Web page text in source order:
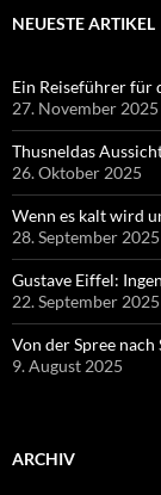
NEUESTE ARTIKEL
Ein Reiseführer für
27. November 2025
Thusneldas
26. Oktober 2025
Wenn es kalt wird
28. September 2025
Gustave Eiffel:
22. September 2025
Von der Spree nach
9. August 2025
ARCHIV